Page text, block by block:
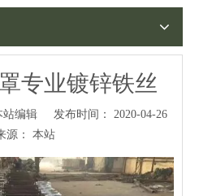
专业镀锌铁丝
编辑 发布时间： 2020-04-26
： 本站